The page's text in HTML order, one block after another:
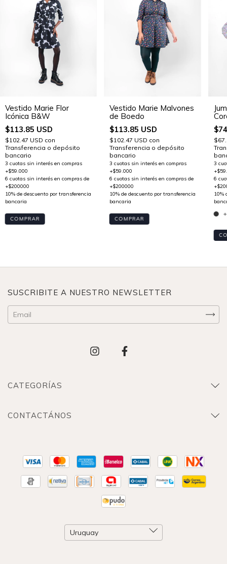
Vestido Marie Flor
Icónica B&W
$113.85 USD
$102.47 USD con
Transferencia o depósito
bancario
COMPRAR
Vestido Marie Malvones
de Boedo
$113.85 USD
$102.47 USD con
Transferencia o depósito
bancario
COMPRAR
SUSCRIBITE A NUESTRO NEWSLETTER
CATEGORÍAS
CONTACTÁNOS